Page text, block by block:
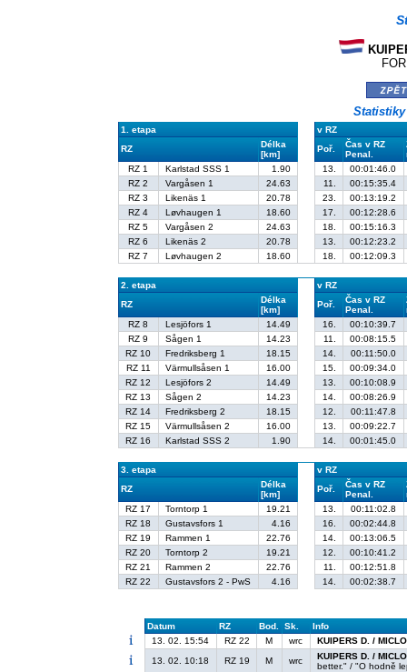
1. etapa
v RZ
RZ
Délka
[km]
Poř.
Čas v RZ
Penal.
RZ 1
Karlstad SSS 1 1.90 13.
00:01:46.0
RZ 2
Vargåsen 1 24.63 11.
00:15:35.4
RZ 3
Likenäs 1 20.78 23.
00:13:19.2
RZ 4
Løvhaugen 1 18.60 17.
00:12:28.6
RZ 5
Vargåsen 2 24.63 18.
00:15:16.3
RZ 6
Likenäs 2 20.78 13.
00:12:23.2
RZ 7
Løvhaugen 2 18.60 18. 00:12:09.3
2. etapa
v RZ
RZ
Délka
[km]
Poř.
Čas v RZ
Penal.
RZ 8
Lesjöfors 1 14.49 16.
00:10:39.7
RZ 9
Sågen 1 14.23 11.
00:08:15.5
RZ 10
Fredriksberg 1 18.15 14.
00:11:50.0
RZ 11
Värmullsåsen 1 16.00 15.
00:09:34.0
RZ 12
Lesjöfors 2 14.49 13.
00:10:08.9
RZ 13
Sågen 2 14.23 14.
00:08:26.9
RZ 14
Fredriksberg 2 18.15 12.
00:11:47.8
RZ 15
Värmullsåsen 2 16.00 13.
00:09:22.7
RZ 16
Karlstad SSS 2 1.90 14. 00:01:45.0
3. etapa
v RZ
RZ
Délka
[km]
Poř.
Čas v RZ
Penal.
RZ 17
Torntorp 1 19.21 13.
00:11:02.8
RZ 18
Gustavsfors 1 4.16 16.
00:02:44.8
RZ 19
Rammen 1 22.76 14.
00:13:06.5
RZ 20
Torntorp 2 19.21 12.
00:10:41.2
RZ 21
Rammen 2 22.76 11.
00:12:51.8
RZ 22
Gustavsfors 2 - PwS 4.16 14. 00:02:38.7
Datum RZ Bod. Sk.
Info
13. 02. 15:54
RZ 22 M wrc
KUIPERS D. /
13. 02. 10:18
RZ 19 M wrc
KUIPERS D. /
better." / "O hodně